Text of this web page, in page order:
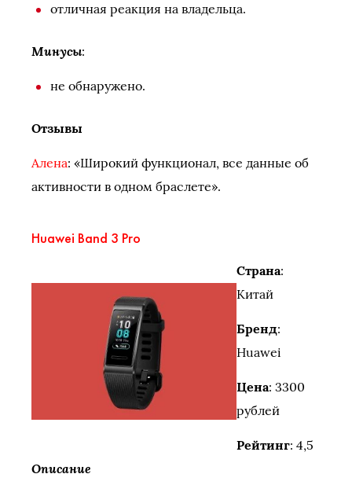
отличная реакция на владельца.
Минусы:
не обнаружено.
Отзывы
Алена: «Широкий функционал, все данные об
активности в одном браслете».
Huawei Band 3 Pro
Страна:
Китай
Бренд:
Huawei
Цена: 3300
рублей
Рейтинг: 4,5
Описание